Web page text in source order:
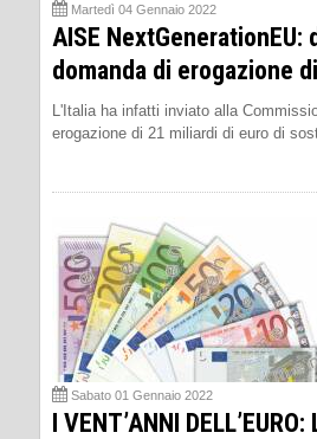
Martedì 04 Gennaio 2022
AISE NextGenerationEU:
domanda di erogazione
L'Italia ha infatti inviato alla
erogazione di 21 miliardi di euro di
Sabato 01 Gennaio 2022
I VENT’ANNI DELL’EURO: